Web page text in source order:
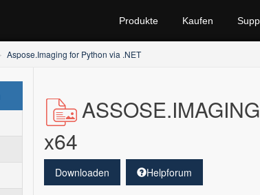
Produkte Kaufen
Aspose.Imaging for Python via .NET
x64
Downloaden Helpforum